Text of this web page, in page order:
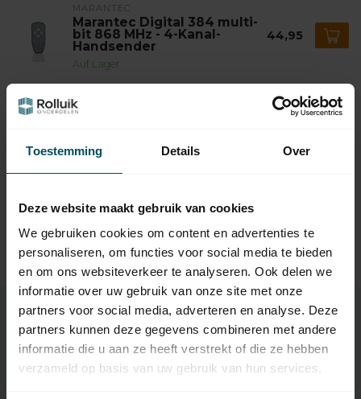
Toestemming Details Over
Deze website maakt gebruik van cookies
We gebruiken cookies om content en advertenties te
personaliseren, om functies voor social media te bieden
en om ons websiteverkeer te analyseren. Ook delen we
informatie over uw gebruik van onze site met onze
partners voor social media, adverteren en analyse. Deze
partners kunnen deze gegevens combineren met andere
informatie die u aan ze heeft verstrekt of die ze hebben
verzameld op basis van uw gebruik van hun services.
MARANTEC
Marantec Digital 384 multi-
bit 868 MHz - 4-Kanal-
Handsender
Auf Lager
44,95
MARANTEC
Handsender
Auf Lager
MFZ
MFZ Grundplatine CS320
(CS300 / CS310
Steuergerät
Auf Lager
285,95
Eigenschaften